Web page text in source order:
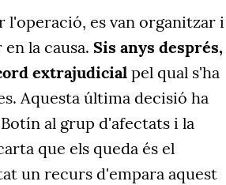
l'operació, es van organitzar i
la causa. Sis anys després,
extrajudicial pel qual s'ha
Aquesta última decisió ha
al grup d'afectats i la
que els queda és el
un recurs d'empara aquest